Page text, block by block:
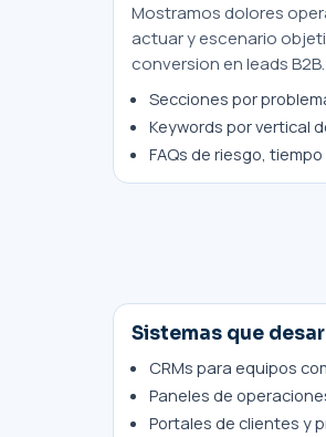
Mostramos dolores
actuar y escenario
conversion en leads B2B.
Secciones por
Keywords por vertical
FAQs de riesgo,
Sistemas que
CRMs para equipos
Paneles de
Portales de clientes y